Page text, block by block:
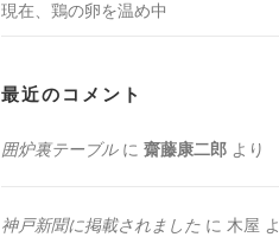
現在、鶏の卵を温め中
最近のコメント
囲炉裏テーブルに 齋藤康二郎 より
神戸新聞に掲載されました に 木屋 よ